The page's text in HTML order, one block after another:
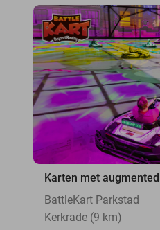
Karten met
BattleKart Parkstad
Kerkrade (9 km)